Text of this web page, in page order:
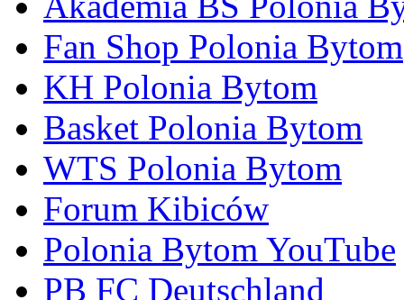
Fan Shop Polonia Bytom
KH Polonia Bytom
Basket Polonia Bytom
WTS Polonia Bytom
Forum Kibiców
Polonia Bytom YouTube
PB FC Deutschland